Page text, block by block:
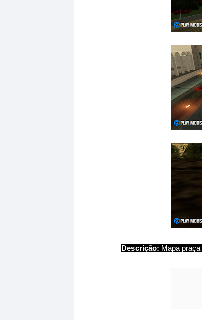
Descrição: Mapa